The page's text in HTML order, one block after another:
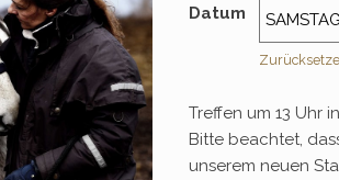
Datum
Treffen um 13 Uhr
Bitte beachtet,
unserem neuen